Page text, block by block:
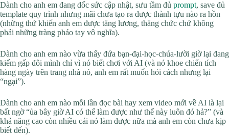
Dành cho anh em đang dốc sức cập nhật, sưu tầm đủ prompt, save đủ
template quy trình nhưng mãi chưa tạo ra được thành tựu nào ra hồn
(những thứ khiến anh em được tăng lương, thăng chức chứ không
phải những tràng pháo tay vô nghĩa).
Dành cho anh em nào vừa thấy đứa bạn-đại-học-chúa-lười giờ lại đang
kiếm gấp đôi mình chỉ vì nó biết chơi với AI (và nó khoe chiến tích
hàng ngày trên trang nhà nó, anh em rất muốn hỏi cách nhưng lại
“ngại”).
Dành cho anh em nào mỗi lần đọc bài hay xem video mới về AI là lại
bất ngờ “ủa bây giờ AI có thể làm được như thế này luôn đó hả?” (và
khả năng cao còn nhiều cái nó làm được nữa mà anh em còn chưa kịp
biết đến).